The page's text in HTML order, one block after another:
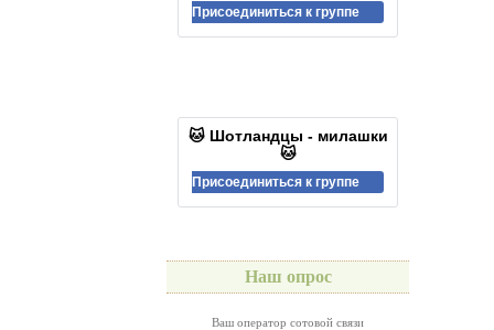
Присоединиться к группе
🐱 Шотландцы - милашки
🐱
Присоединиться к группе
Наш опрос
Ваш оператор сотовой связи